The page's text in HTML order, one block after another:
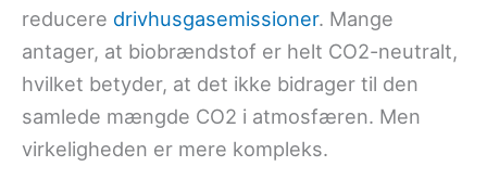
reducere drivhusgasemissioner. Mange
antager, at biobrændstof er helt CO2-neutralt,
hvilket betyder, at det ikke bidrager til den
samlede mængde CO2 i atmosfæren. Men
virkeligheden er mere kompleks.